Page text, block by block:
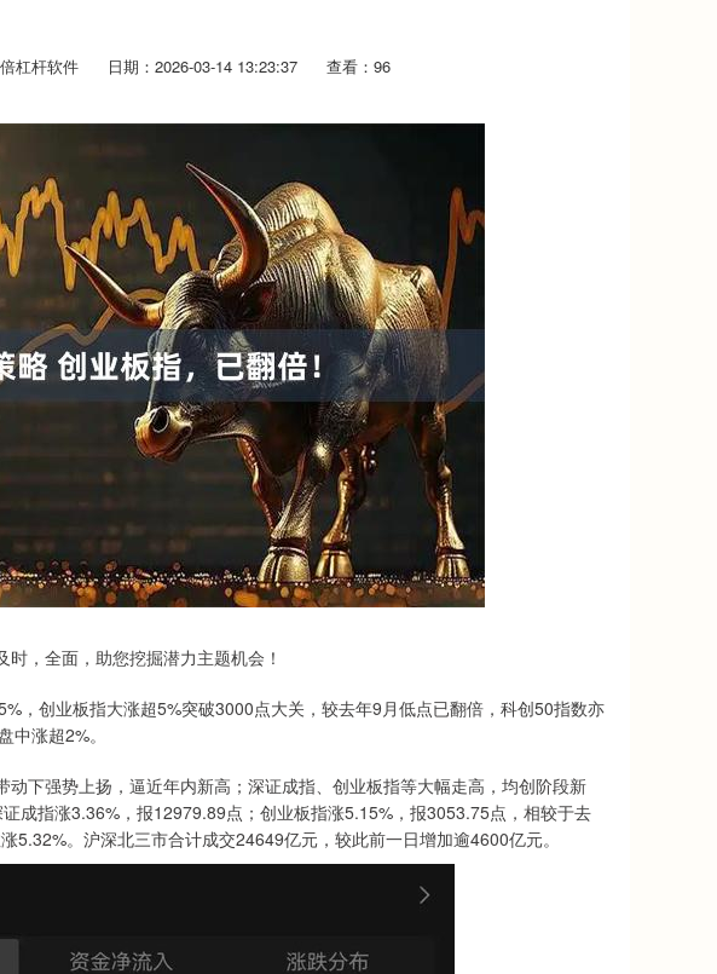
杠杆软件 日期：2026-03-14 13:23:37 查看：96
，全面，助您挖掘潜力主题机会！
创业板指大涨超5%突破3000点大关，较去年9月低点已翻倍，科创50指数亦
涨超2%。
下强势上扬，逼近年内新高；深证成指、创业板指等大幅走高，均创阶段新
成指涨3.36%，报12979.89点；创业板指涨5.15%，报3053.75点，相较于去
5.32%。沪深北三市合计成交24649亿元，较此前一日增加逾4600亿元。